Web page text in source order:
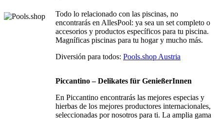
Todo lo relacionado con las piscinas, no
encontrarás en AllesPool: ya sea un set completo o
accesorios y productos específicos para tu piscina.
Magníficas piscinas para tu hogar y mucho más.
Diversión para todos: Pools.shop Austria
Piccantino – Delikates für GenießerInnen
En Piccantino encontrarás las mejores especias y
hierbas de los mejores productores internacionales,
seleccionadas por nosotros para ti. La amplia gama